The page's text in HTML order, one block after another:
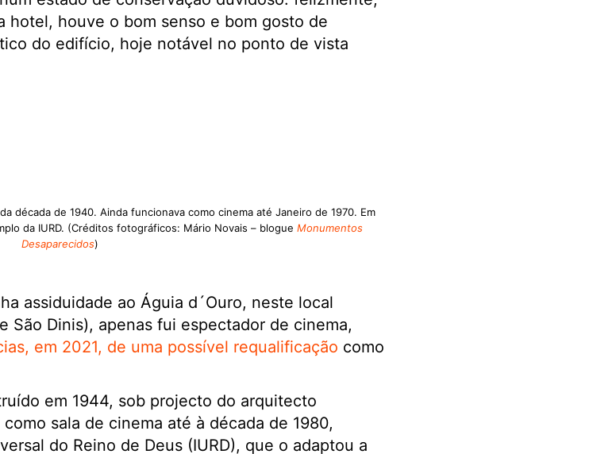
hotel, houve o bom senso e bom gosto de
do edifício, hoje notável no ponto de vista
década de 1940. Ainda funcionava como cinema até Janeiro de 1970. Em
da IURD. (Créditos fotográficos: Mário Novais – blogue Monumentos
Desaparecidos)
assiduidade ao Águia d´Ouro, neste local
São Dinis), apenas fui espectador de cinema,
em 2021, de uma possível requalificação como
em 1944, sob projecto do arquitecto
sala de cinema até à década de 1980,
do Reino de Deus (IURD), que o adaptou a